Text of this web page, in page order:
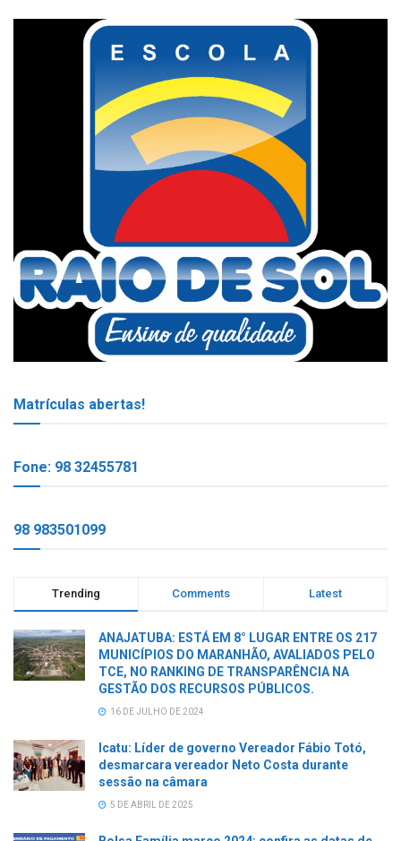
Matrículas abertas!
Fone: 98 32455781
98 983501099
Trending Comments Latest
ANAJATUBA: ESTÁ EM 8° LUGAR ENTRE OS 217
MUNICÍPIOS DO MARANHÃO, AVALIADOS PELO
TCE, NO RANKING DE TRANSPARÊNCIA NA
GESTÃO DOS RECURSOS PÚBLICOS.
16 DE JULHO DE 2024
Icatu: Líder de governo Vereador Fábio Totó,
desmarcara vereador Neto Costa durante
sessão na câmara
5 DE ABRIL DE 2025